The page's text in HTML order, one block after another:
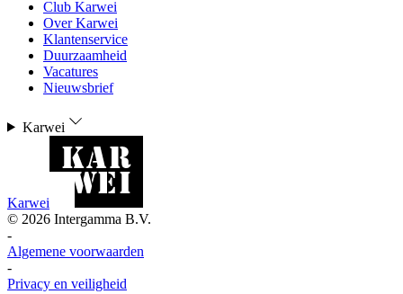
Club Karwei
Over Karwei
Klantenservice
Duurzaamheid
Vacatures
Nieuwsbrief
Karwei
Karwei
© 2026 Intergamma B.V.
-
Algemene voorwaarden
-
Privacy en veiligheid